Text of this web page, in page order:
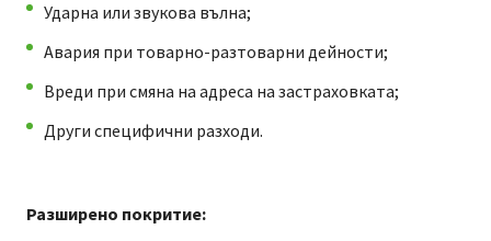
Ударна или звукова вълна;
Авария при товарно-разтоварни дейности;
Вреди при смяна на адреса на застраховката;
Други специфични разходи.
Разширено покритие: